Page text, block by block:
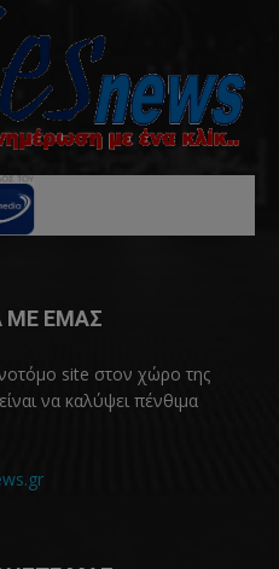
ΜΕ ΕΜΑΣ
site στον χώρο της
να καλύψει πένθιμα